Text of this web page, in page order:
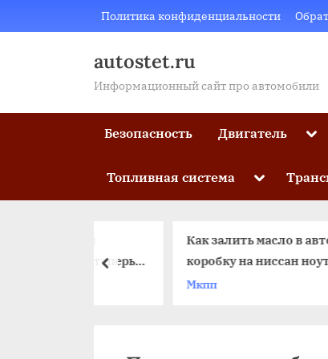
to
Политика конфиденциальности
autostet.ru
Информационный сайт про автомобили
Безопасность Двигатель
Топливная система Toggle
menu
Как залить масло в авто
коробку на ниссан ноут
пред